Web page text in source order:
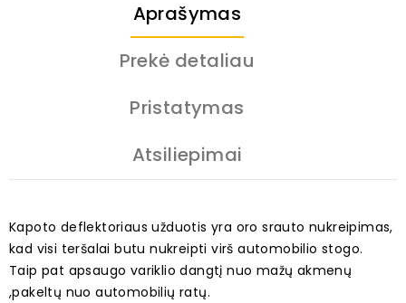
Aprašymas
Prekė detaliau
Pristatymas
Atsiliepimai
Kapoto deflektoriaus užduotis yra oro srauto nukreipimas,
kad visi teršalai butu nukreipti virš automobilio stogo.
Taip pat apsaugo variklio dangtį nuo mažų akmenų
,pakeltų nuo automobilių ratų.